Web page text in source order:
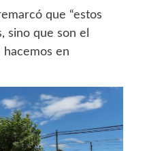
que “estos
sino que son el
en